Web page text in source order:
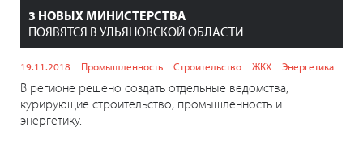
3 НОВЫХ МИНИСТЕРСТВА
ПОЯВЯТСЯ В УЛЬЯНОВСКОЙ ОБЛАСТИ
19.11.2018 Промышленность Строительство ЖКХ Энергетика
В регионе решено создать отдельные ведомства,
курирующие строительство, промышленность и
энергетику.